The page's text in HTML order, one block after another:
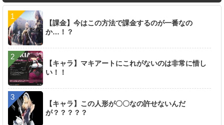
【課金】今はこの方法で課金するのが一番なの
か…！？
【キャラ】マキアートにこれがないのは非常に惜し
い！！
【キャラ】この人形が〇〇なの許せないんだ
が？？？？？